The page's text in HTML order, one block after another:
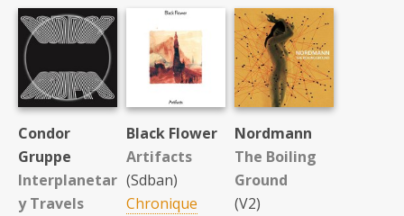
Condor
Gruppe
Interplanetar
y Travels
Black Flower
Artifacts
(Sdban)
Chronique
Nordmann
The Boiling
Ground
(V2)